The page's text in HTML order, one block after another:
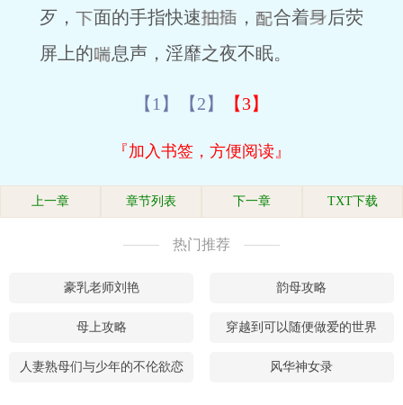
歹，
面的手指快速 ， 合着
后荧
屏上的
息声，淫靡之夜不眠。
【1】 【2】 【3】
『加入书签，方便阅读』
上一章 章节列表 下一章 TXT下载
热门推荐
豪乳老师刘艳 韵母攻略
母上攻略 穿越到可以随便做爱的世界
人妻熟母们与少年的不伦欲恋 风华神女录